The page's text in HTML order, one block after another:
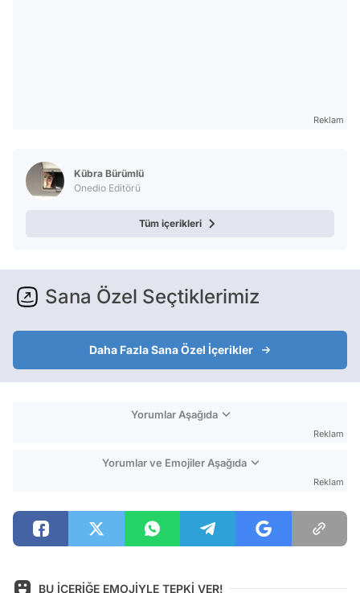
Reklam
Kübra Bürümlü
Onedio Editörü
Tüm içerikleri
Sana Özel Seçtiklerimiz
Daha Fazla Sana Özel İçerikler
Yorumlar Aşağıda
Reklam
Yorumlar ve Emojiler Aşağıda
Reklam
BU İÇERİĞE EMOJİYLE TEPKİ VER!